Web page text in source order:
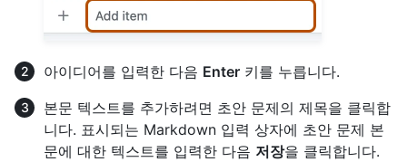
아이디어를 입력한 다음 Enter 키를 누릅니다.
본문 텍스트를 추가하려면 초안 문제의 제목을 클릭합
니다. 표시되는 Markdown 입력 상자에 초안 문제 본
문에 대한 텍스트를 입력한 다음 저장을 클릭합니다.